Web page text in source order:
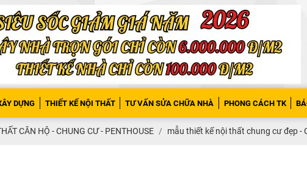
DỰNG THIẾT KẾ NỘI THẤT TƯ VẤN SỬA CHỮA NHÀ PHONG CÁCH TK
CĂN HỘ - CHUNG CƯ - PENTHOUSE mẫu thiết kế nội thất chung cư đẹp -